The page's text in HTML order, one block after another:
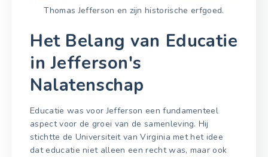
Thomas Jefferson en zijn historische erfgoed.
Het Belang van Educatie
in Jefferson's
Nalatenschap
Educatie was voor Jefferson een fundamenteel
aspect voor de groei van de samenleving. Hij
stichtte de Universiteit van Virginia met het idee
dat educatie niet alleen een recht was, maar ook